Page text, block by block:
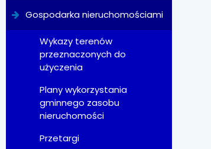
Gospodarka nieruchomościami
Wykazy terenów
przeznaczonych do
użyczenia
Plany wykorzystania
gminnego zasobu
nieruchomości
Przetargi